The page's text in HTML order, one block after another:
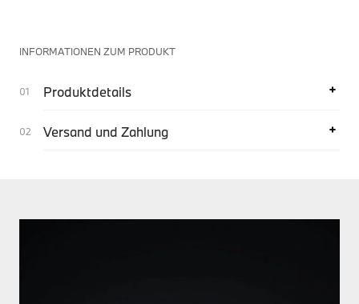
INFORMATIONEN ZUM PRODUKT
Produktdetails
Versand und Zahlung